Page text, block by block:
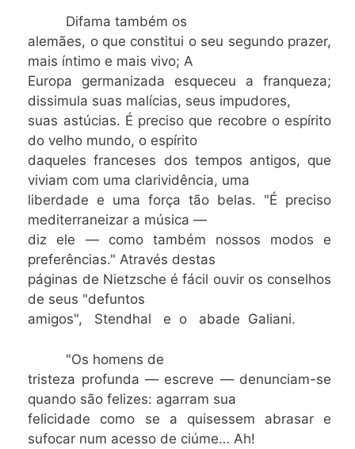
Difama também os
alemães, o que constitui o seu segundo prazer,
mais íntimo e mais vivo; A
Europa germanizada esqueceu a franqueza;
dissimula suas malícias, seus impudores,
suas astúcias. É preciso que recobre o espírito
do velho mundo, o espírito
daqueles franceses dos tempos antigos, que
viviam com uma clarividência, uma
liberdade e uma força tão belas. "É preciso
mediterraneizar a música —
diz ele — como também nossos modos e
preferências." Através destas
páginas de Nietzsche é fácil ouvir os conselhos
de seus "defuntos
amigos", Stendhal e o abade Galiani.
"Os homens de
tristeza profunda — escreve — denunciam-se
quando são felizes: agarram sua
felicidade como se a quisessem abrasar e
sufocar num acesso de ciúme… Ah!